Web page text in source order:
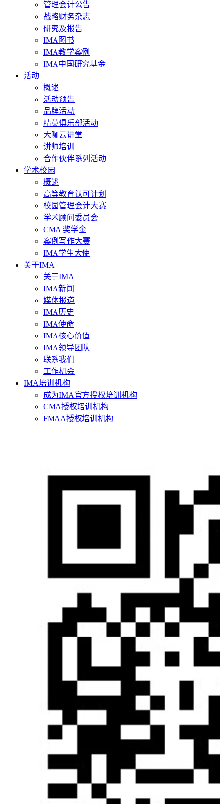
管理会计公告
战略财务杂志
研究及报告
IMA图书
IMA教学案例
IMA中国研究基金
活动
概述
活动预告
品牌活动
精英俱乐部活动
大咖云讲堂
讲师培训
合作伙伴系列活动
学术校园
概述
高等教育认可计划
校园管理会计大赛
学术顾问委员会
CMA 奖学金
案例写作大赛
IMA学生大使
关于IMA
关于IMA
IMA新闻
媒体报道
IMA历史
IMA使命
IMA核心价值
IMA领导团队
联系我们
工作机会
IMA培训机构
成为IMA官方授权培训机构
CMA授权培训机构
FMAA授权培训机构